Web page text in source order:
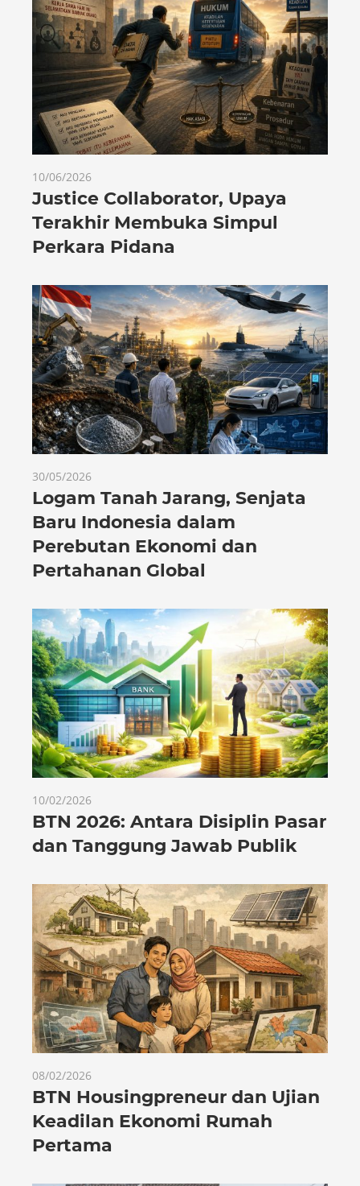
10/06/2026
Justice Collaborator, Upaya
Terakhir Membuka Simpul
Perkara Pidana
30/05/2026
Logam Tanah Jarang, Senjata
Baru Indonesia dalam
Perebutan Ekonomi dan
Pertahanan Global
10/02/2026
BTN 2026: Antara Disiplin Pasar
dan Tanggung Jawab Publik
08/02/2026
BTN Housingpreneur dan Ujian
Keadilan Ekonomi Rumah
Pertama